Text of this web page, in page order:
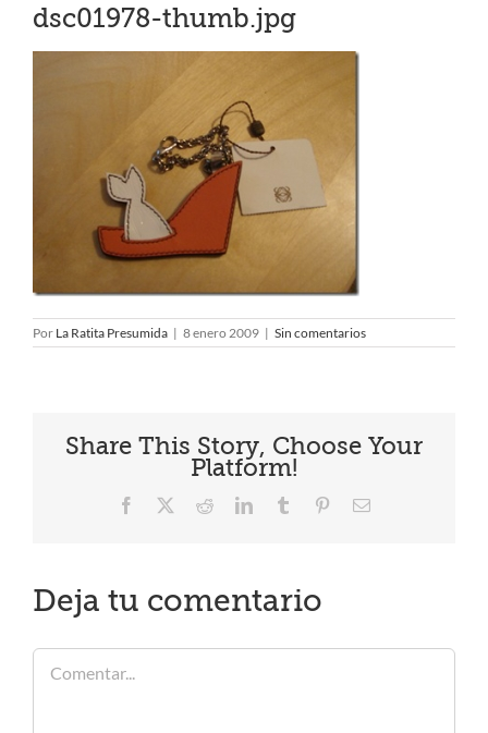
dsc01978-thumb.jpg
Por La Ratita Presumida | 8 enero 2009 | Sin comentarios
Share This Story, Choose Your
Platform!
Facebook RedditLinkedInTumblr PinterestCorreo
Deja tu comentario
Comentar